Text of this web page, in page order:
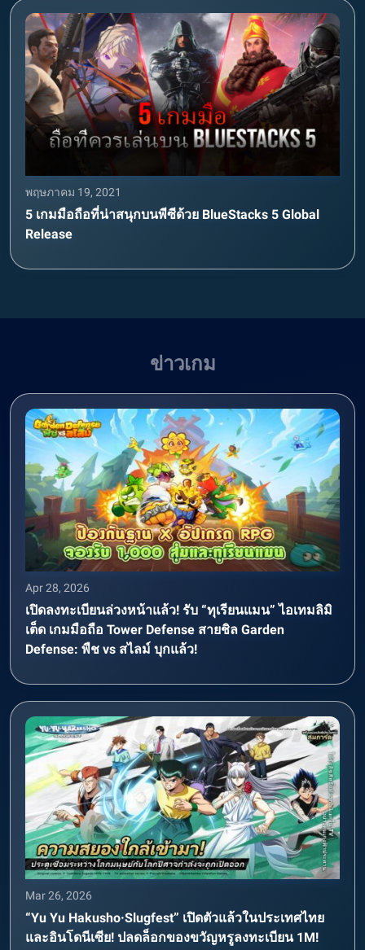
พฤษภาคม 19, 2021
5 เกมมือถือที่น่าสนุกบนพีซีด้วย BlueStacks 5 Global
Release
ข่าวเกม
Apr 28, 2026
เปิดลงทะเบียนล่วงหน้าแล้ว! รับ “ทุเรียนแมน” ไอเทมลิมิ
เต็ด เกมมือถือ Tower Defense สายชิล Garden
Defense: พืช vs สไลม์ บุกแล้ว!
Mar 26, 2026
“Yu Yu Hakusho·Slugfest” เปิดตัวแล้วในประเทศไทย
และอินโดนีเซีย! ปลดล็อกของขวัญหรูลงทะเบียน 1M!